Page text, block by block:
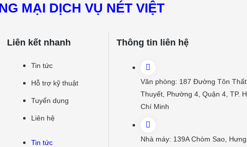
MẠI DỊCH VỤ NÉT VIỆT
Liên kết nhanh
Tin tức
Hỗ trợ kỹ thuật
Tuyển dụng
Liên hệ
Tin tức
Thông tin liên hệ
Văn phòng: 187 Đường Tôn Thất
Thuyết, Phường 4, Quận 4, TP.
Chí Minh
Nhà máy: 139A Chòm Sao, Hưng